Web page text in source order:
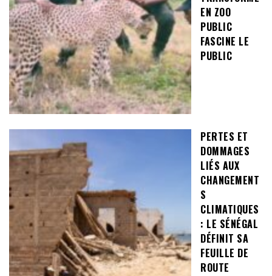
EN ZOO
PUBLIC
FASCINE LE
PUBLIC
PERTES ET
DOMMAGES
LIÉS AUX
CHANGEMENT
S
CLIMATIQUES
: LE SÉNÉGAL
DÉFINIT SA
FEUILLE DE
ROUTE